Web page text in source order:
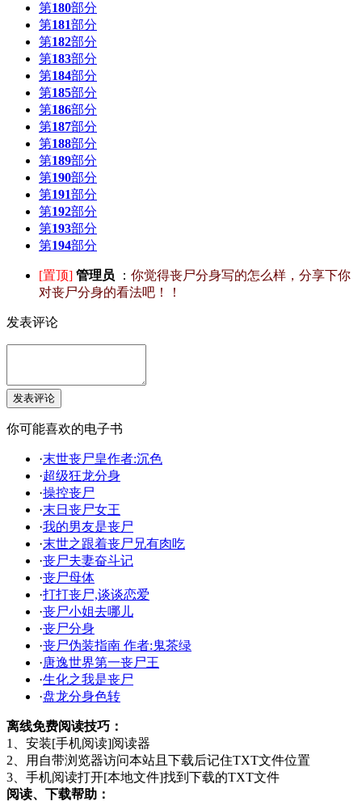
第180部分
第181部分
第182部分
第183部分
第184部分
第185部分
第186部分
第187部分
第188部分
第189部分
第190部分
第191部分
第192部分
第193部分
第194部分
[置顶] 管理员 ： 你觉得丧尸分身写的怎么样，分享下你
对丧尸分身的看法吧！！
发表评论
你可能喜欢的电子书
·末世丧尸皇作者:沉色
·超级狂龙分身
·操控丧尸
·末日丧尸女王
·我的男友是丧尸
·末世之跟着丧尸兄有肉吃
·丧尸夫妻奋斗记
·丧尸母体
·打打丧尸,谈谈恋爱
·丧尸小姐去哪儿
·丧尸分身
·丧尸伪装指南 作者:鬼茶绿
·唐逸世界第一丧尸王
·生化之我是丧尸
·盘龙分身色转
离线免费阅读技巧：
1、安装[手机阅读]阅读器
2、用自带浏览器访问本站且下载后记住TXT文件位置
3、手机阅读打开[本地文件]找到下载的TXT文件
阅读、下载帮助：